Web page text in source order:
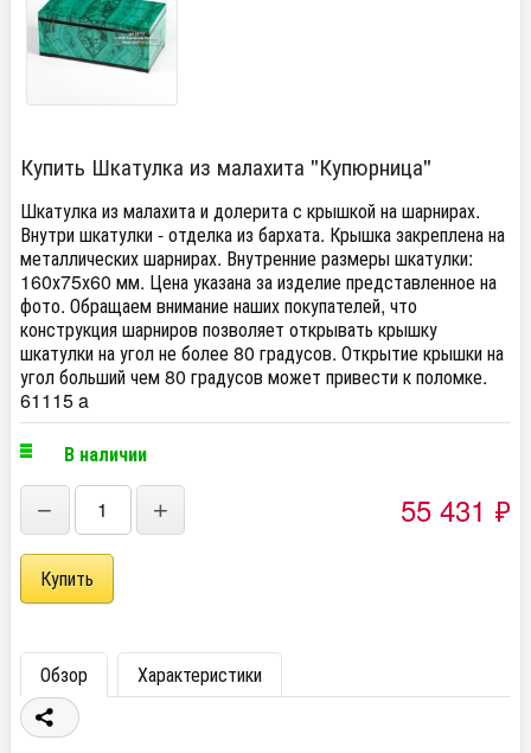
Купить Шкатулка из малахита "Купюрница"
Шкатулка из малахита и долерита с крышкой на шарнирах.
Внутри шкатулки - отделка из бархата. Крышка закреплена на
металлических шарнирах. Внутренние размеры шкатулки:
160х75х60 мм. Цена указана за изделие представленное на
фото. Обращаем внимание наших покупателей, что
конструкция шарниров позволяет открывать крышку
шкатулки на угол не более 80 градусов. Открытие крышки на
угол больший чем 80 градусов может привести к поломке.
61115 a
В наличии
− + 55 431 ₽
Обзор Характеристики